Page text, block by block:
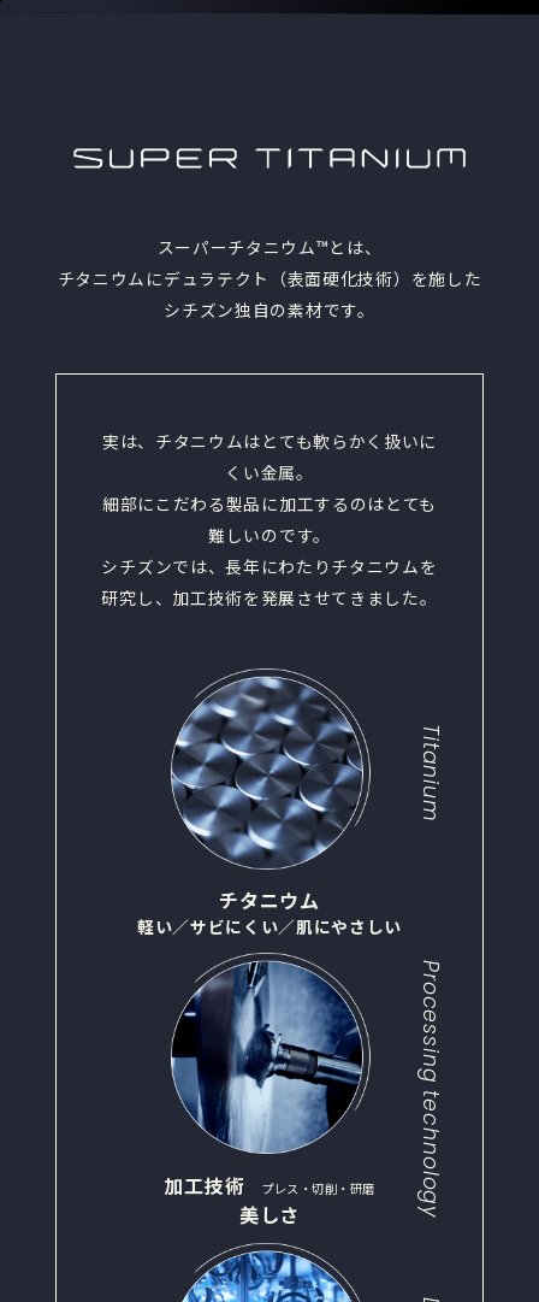
スーパーチタニウム™とは、
チタニウムにデュラテクト（表面硬化技術）を施した
シチズン独自の素材です。
実は、チタニウムはとても軟らかく扱いに
くい金属。
細部にこだわる製品に加工するのはとても
難しいのです。
シチズンでは、長年にわたりチタニウムを
研究し、加工技術を発展させてきました。
Titanium
チタニウム
軽い／サビにくい／肌にやさしい
Processing technology
加工技術 プレス・切削・研磨
美しさ